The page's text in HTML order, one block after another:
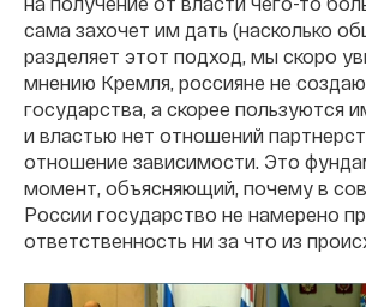
сама захочет им дать (насколько
разделяет этот подход, мы скоро
мнению Кремля, россияне не
государства, а скорее пользуются
и властью нет отношений
отношение зависимости. Это
момент, объясняющий, почему в
России государство не намерено
ответственность ни за что из